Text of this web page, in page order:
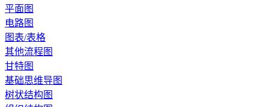
平面图
电路图
图表/表格
其他流程图
甘特图
基础思维导图
树状结构图